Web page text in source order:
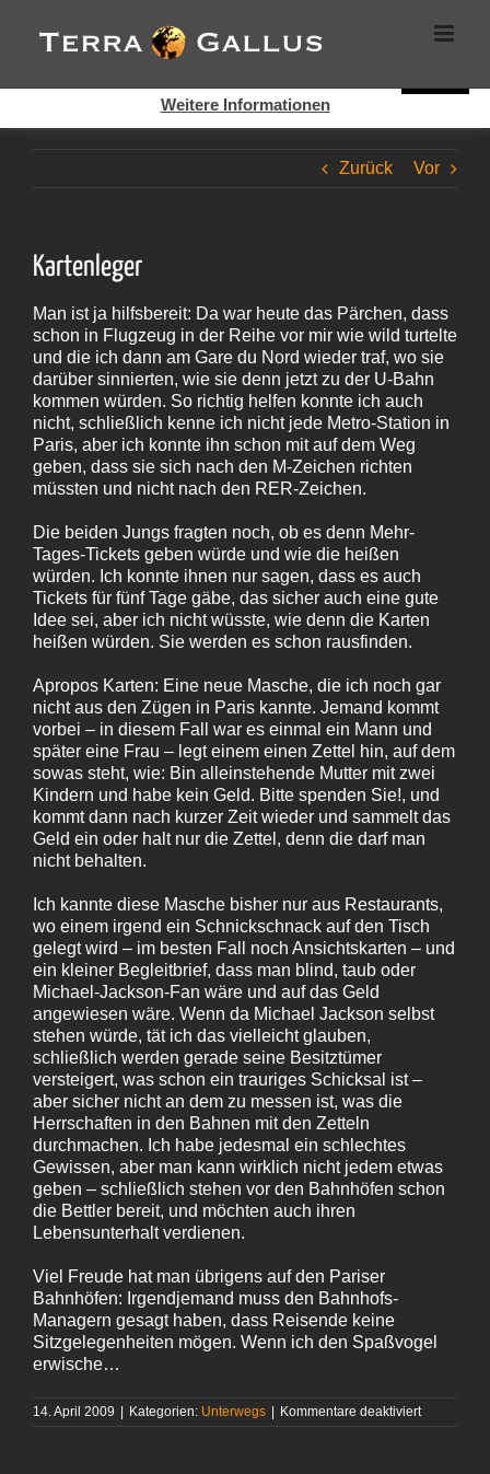
Inhalt
springen
Zurück Vor
Kartenleger
Man ist ja hilfsbereit: Da war heute das Pärchen, dass
schon in Flugzeug in der Reihe vor mir wie wild turtelte
und die ich dann am Gare du Nord wieder traf, wo sie
darüber sinnierten, wie sie denn jetzt zu der U‑Bahn
kommen würden. So richtig helfen konnte ich auch
nicht, schließlich kenne ich nicht jede Metro-Station in
Paris, aber ich konnte ihn schon mit auf dem Weg
geben, dass sie sich nach den M‑Zeichen richten
müssten und nicht nach den RER-Zeichen.
Die beiden Jungs fragten noch, ob es denn Mehr-
Tages-Tickets geben würde und wie die heißen
würden. Ich konnte ihnen nur sagen, dass es auch
Tickets für fünf Tage gäbe, das sicher auch eine gute
Idee sei, aber ich nicht wüsste, wie denn die Karten
heißen würden. Sie werden es schon rausfinden.
Apropos Karten: Eine neue Masche, die ich noch gar
nicht aus den Zügen in Paris kannte. Jemand kommt
vorbei – in diesem Fall war es einmal ein Mann und
später eine Frau – legt einem einen Zettel hin, auf dem
sowas steht, wie: Bin alleinstehende Mutter mit zwei
Kindern und habe kein Geld. Bitte spenden Sie!, und
kommt dann nach kurzer Zeit wieder und sammelt das
Geld ein oder halt nur die Zettel, denn die darf man
nicht behalten.
Ich kannte diese Masche bisher nur aus Restaurants,
wo einem irgend ein Schnickschnack auf den Tisch
gelegt wird – im besten Fall noch Ansichtskarten – und
ein kleiner Begleitbrief, dass man blind, taub oder
Michael-Jackson-Fan wäre und auf das Geld
angewiesen wäre. Wenn da Michael Jackson selbst
stehen würde, tät ich das vielleicht glauben,
schließlich werden gerade seine Besitztümer
versteigert, was schon ein trauriges Schicksal ist –
aber sicher nicht an dem zu messen ist, was die
Herrschaften in den Bahnen mit den Zetteln
durchmachen. Ich habe jedesmal ein schlechtes
Gewissen, aber man kann wirklich nicht jedem etwas
geben – schließlich stehen vor den Bahnhöfen schon
die Bettler bereit, und möchten auch ihren
Lebensunterhalt verdienen.
Viel Freude hat man übrigens auf den Pariser
Bahnhöfen: Irgendjemand muss den Bahnhofs-
Managern gesagt haben, dass Reisende keine
Sitzgelegenheiten mögen. Wenn ich den Spaßvogel
erwische…
14. April 2009 | Kategorien: Unterwegs | Kommentare deaktiviertfür
Cookies helfen auf auf dieser Seite bei der Bereitstellung der
Dienste. Durch die Nutzung dieser Webseite erklären Sie sich
Weitere Informationen